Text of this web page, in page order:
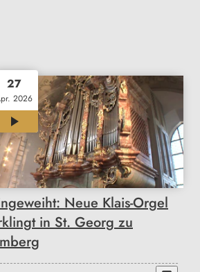
27
2026
00:55
Neue Klais-Orgel
in St. Georg zu